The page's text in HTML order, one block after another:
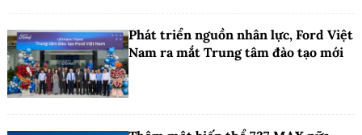
Phát triển nguồn nhân lực, Ford Việt
Nam ra mắt Trung tâm đào tạo mới